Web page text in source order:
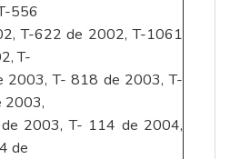
556
T-622 de 2002, T-1061
T-
2003, T- 818 de 2003, T-
2003,
2003, T- 114 de 2004,
de